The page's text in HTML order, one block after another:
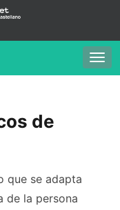
de
que se adapta
de la persona